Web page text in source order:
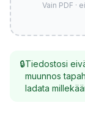
Vain PDF ·
🔒Tiedostosi
muunnos
ladata